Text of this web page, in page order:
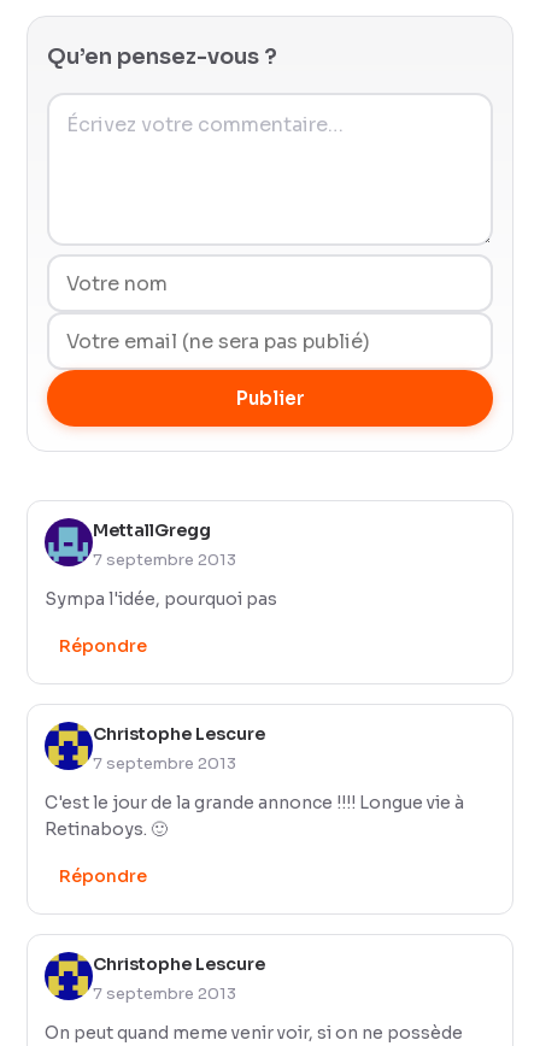
Qu’en pensez-vous ?
Publier
MettallGregg
7 septembre 2013
Sympa l'idée, pourquoi pas
Répondre
Christophe Lescure
7 septembre 2013
C'est le jour de la grande annonce !!!! Longue vie à
Retinaboys. 🙂
Répondre
Christophe Lescure
7 septembre 2013
On peut quand meme venir voir, si on ne possède